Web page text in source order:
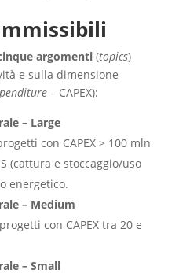
argomenti(topics)
e sulla dimensione
– CAPEX):
– Large
con CAPEX > 100 mln
(cattura e stoccaggio/uso
energetico.
– Medium
con CAPEX tra 20 e
– Small